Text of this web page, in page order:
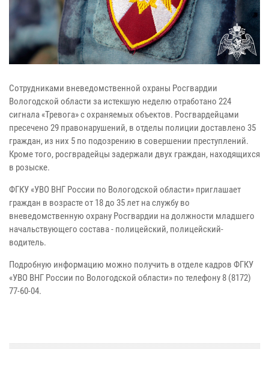
Сотрудниками вневедомственной охраны Росгвардии
Вологодской области за истекшую неделю отработано 224
сигнала «Тревога» с охраняемых объектов. Росгвардейцами
пресечено 29 правонарушений, в отделы полиции доставлено 35
граждан, из них 5 по подозрению в совершении преступлений.
Кроме того, росгврадейцы задержали двух граждан, находящихся
в розыске.
ФГКУ «УВО ВНГ России по Вологодской области» приглашает
граждан в возрасте от 18 до 35 лет на службу во
вневедомственную охрану Росгвардии на должности младшего
начальствующего состава - полицейский, полицейский-
водитель.
Подробную информацию можно получить в отделе кадров ФГКУ
«УВО ВНГ России по Вологодской области» по телефону 8 (8172)
77-60-04.